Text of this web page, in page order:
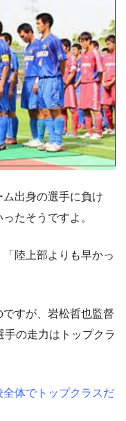
出身の選手に負け
たそうですよ。
陸上部よりも早かっ
すが、岩松哲也監督
の走力はトップクラ
体でトップクラスだ